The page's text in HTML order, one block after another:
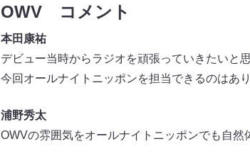
OWV コメント
本田康祐
デビュー当時からラジオを頑張っていきたいと思
今回オールナイトニッポンを担当できるのはあ
浦野秀太
OWVの雰囲気をオールナイトニッポンでも自然